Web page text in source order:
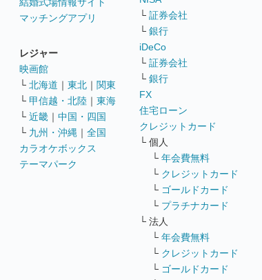
マッチングアプリ
レジャー
映画館
└ 北海道 ｜ 東北 ｜ 関東
└ 甲信越・北陸 ｜ 東海
└ 近畿 ｜ 中国・四国
└ 九州・沖縄 ｜ 全国
カラオケボックス
テーマパーク
└ 証券会社
└ 銀行
iDeCo
└ 証券会社
└ 銀行
FX
住宅ローン
クレジットカード
└ 個人
└ 年会費無料
└ クレジットカード
└ ゴールドカード
└ プラチナカード
└ 法人
└ 年会費無料
└ クレジットカード
└ ゴールドカード